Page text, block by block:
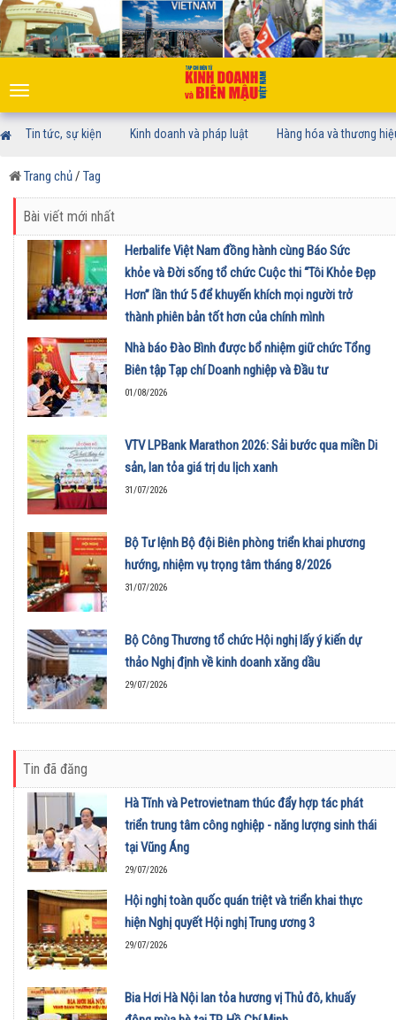
Toggle
navigation
Tin tức, sự kiện Kinh doanh và pháp luật Hàng hóa và thương
Trang chủ/ Tag
Bài viết mới nhất
Herbalife Việt Nam đồng hành cùng Báo Sức
khỏe và Đời sống tổ chức Cuộc thi “Tôi Khỏe Đẹp
Hơn” lần thứ 5 để khuyến khích mọi người trở
thành phiên bản tốt hơn của chính mình
01/08/2026
Nhà báo Đào Bình được bổ nhiệm giữ chức Tổng
Biên tập Tạp chí Doanh nghiệp và Đầu tư
01/08/2026
VTV LPBank Marathon 2026: Sải bước qua miền Di
sản, lan tỏa giá trị du lịch xanh
31/07/2026
Bộ Tư lệnh Bộ đội Biên phòng triển khai phương
hướng, nhiệm vụ trọng tâm tháng 8/2026
31/07/2026
Bộ Công Thương tổ chức Hội nghị lấy ý kiến dự
thảo Nghị định về kinh doanh xăng dầu
29/07/2026
Tin đã đăng
Hà Tĩnh và Petrovietnam thúc đẩy hợp tác phát
triển trung tâm công nghiệp - năng lượng sinh thái
tại Vũng Áng
29/07/2026
Hội nghị toàn quốc quán triệt và triển khai thực
hiện Nghị quyết Hội nghị Trung ương 3
29/07/2026
Bia Hơi Hà Nội lan tỏa hương vị Thủ đô, khuấy